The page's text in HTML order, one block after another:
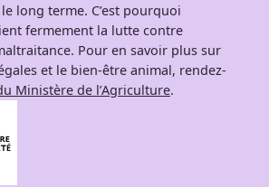
long terme. C’est pourquoi
fermement la lutte contre
Pour en savoir plus sur
et le bien-être animal, rendez-
Ministère de l’Agriculture.